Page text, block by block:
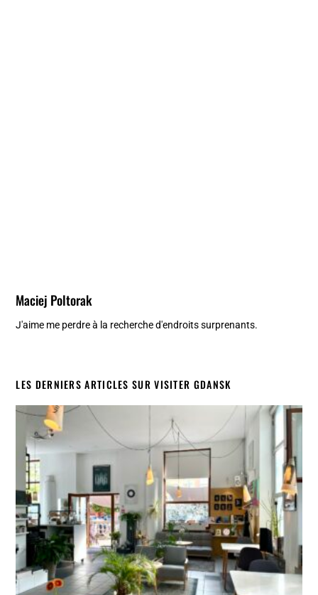
Maciej Poltorak
J'aime me perdre à la recherche d'endroits surprenants.
LES DERNIERS ARTICLES SUR VISITER GDANSK